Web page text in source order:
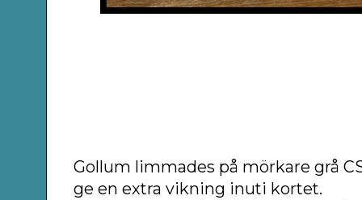
Gollum limmades på mörkare grå
ge en extra vikning inuti kortet.